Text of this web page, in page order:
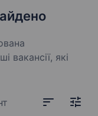
вакансії, які